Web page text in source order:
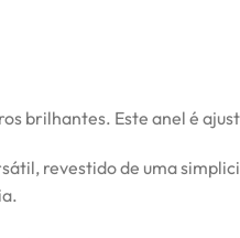
brilhantes. Este anel é
revestido de uma